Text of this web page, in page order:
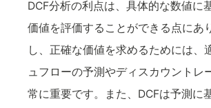
DCF分析の利点は、具体的な数値に
価値を評価することができる点にあ
し、正確な価値を求めるためには、
ュフローの予測やディスカウントレ
常に重要です。また、DCFは予測に